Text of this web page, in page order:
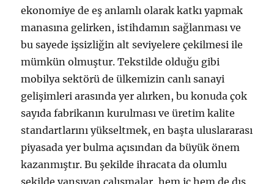
ekonomiye de eş anlamlı olarak katkı yapmak
manasına gelirken, istihdamın sağlanması ve
bu sayede işsizliğin alt seviyelere çekilmesi ile
mümkün olmuştur. Tekstilde olduğu gibi
mobilya sektörü de ülkemizin canlı sanayi
gelişimleri arasında yer alırken, bu konuda çok
sayıda fabrikanın kurulması ve üretim kalite
standartlarını yükseltmek, en başta uluslararası
piyasada yer bulma açısından da büyük önem
kazanmıştır. Bu şekilde ihracata da olumlu
şekilde yansıyan çalışmalar, hem iç hem de dış